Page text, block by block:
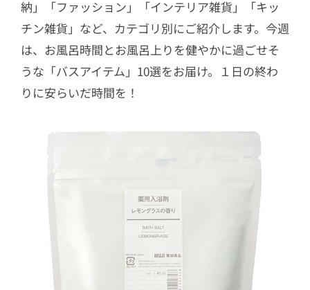
納」「ファッション」「インテリア雑貨」「キッ
チン雑貨」など、カテゴリ別にご紹介します。今週
は、お風呂時間とお風呂上りを健やかに過ごせそ
うな「バスアイテム」10選をお届け。１日の終わ
りに安らいだ時間を！